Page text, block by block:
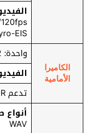
EIS
الكاميرا
الأمامية
واحدة: 32 ميجا بيكسل بفتحة عدسة f/2.4
تدعم HDR
أنواع
WAV